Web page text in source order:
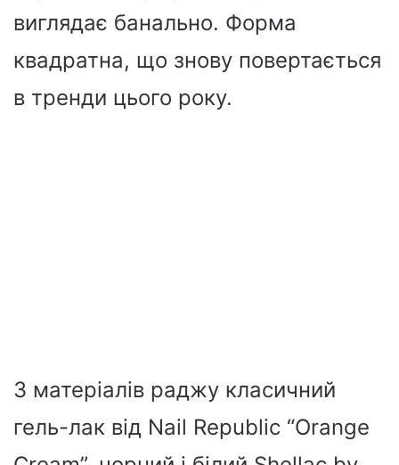
виглядає банально. Форма
квадратна, що знову повертається
в тренди цього року.
З матеріалів раджу класичний
гель-лак від Nail Republic “Orange